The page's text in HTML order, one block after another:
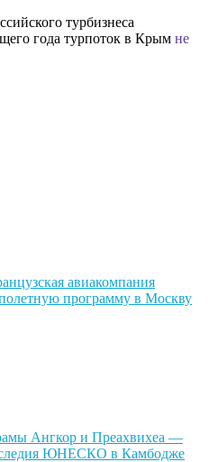
турбизнеса
года турпоток в Крым не
авиакомпания
программу в Москву
Ангкор и Преахвихеа —
ЮНЕСКО в Камбодже